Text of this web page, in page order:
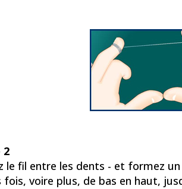
2
le fil entre les dents - et formez
fois, voire plus, de bas en haut,